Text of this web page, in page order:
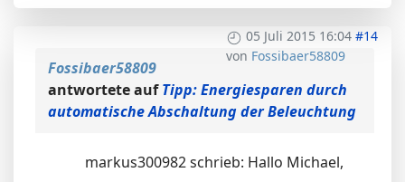
05 Juli 2015 16:04 #14
von Fossibaer58809
Fossibaer58809
antwortete aufTipp: Energiesparen durch
automatische Abschaltung der Beleuchtung
markus300982 schrieb: Hallo Michael,